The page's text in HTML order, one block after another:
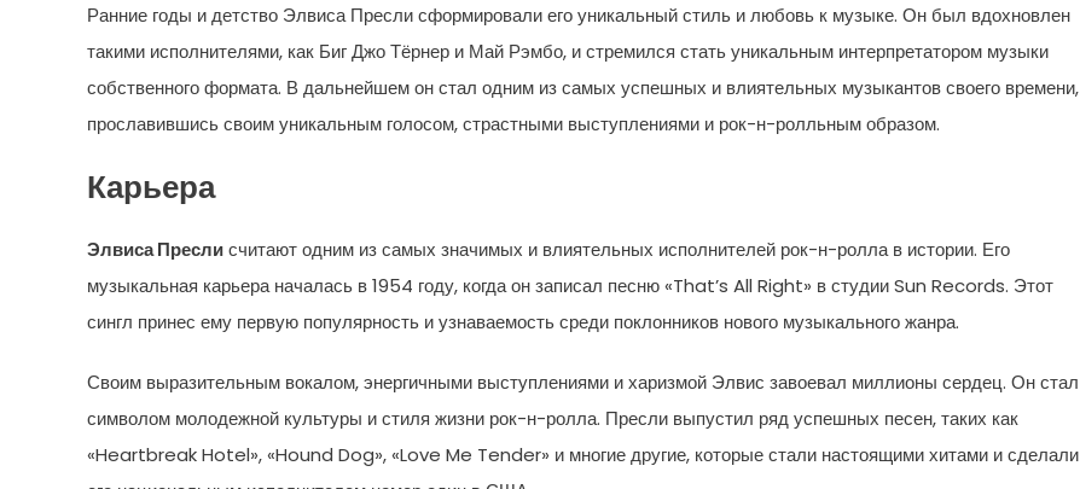
Ранние годы и детство Элвиса Пресли сформировали его уникальный стиль и любовь к музыке. Он был вдохновлен
такими исполнителями, как Биг Джо Тёрнер и Май Рэмбо, и стремился стать уникальным интерпретатором музыки
собственного формата. В дальнейшем он стал одним из самых успешных и влиятельных музыкантов своего времени,
прославившись своим уникальным голосом, страстными выступлениями и рок-н-ролльным образом.
Карьера
Элвиса Преслисчитают одним из самых значимых и влиятельных исполнителей рок-н-ролла в истории. Его
музыкальная карьера началась в 1954 году, когда он записал песню «That’s All Right» в студии Sun Records. Этот
сингл принес ему первую популярность и узнаваемость среди поклонников нового музыкального жанра.
Своим выразительным вокалом, энергичными выступлениями и харизмой Элвис завоевал миллионы сердец. Он стал
символом молодежной культуры и стиля жизни рок-н-ролла. Пресли выпустил ряд успешных песен, таких как
«Heartbreak Hotel», «Hound Dog», «Love Me Tender» и многие другие, которые стали настоящими хитами и сделали